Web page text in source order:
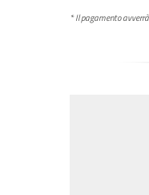
* Il pagamento